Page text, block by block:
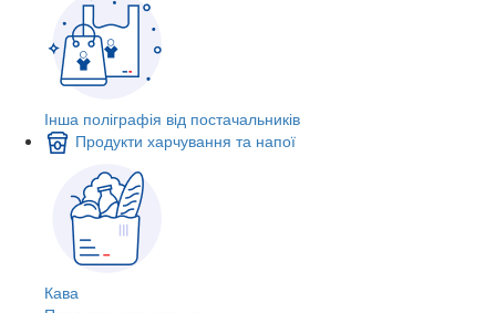
Інша поліграфія від постачальників
Продукти харчування та напої
Кава